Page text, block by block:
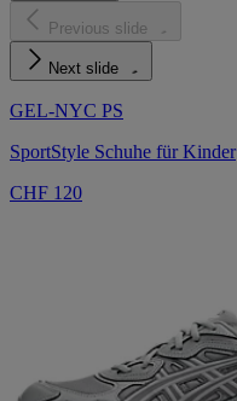
Previous slide
Next slide
GEL-NYC PS
SportStyle Schuhe für Kinder
CHF 120